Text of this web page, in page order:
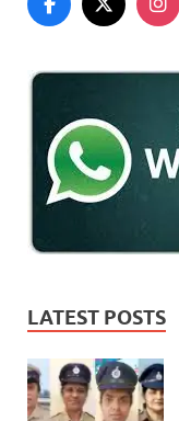
LATEST POSTS